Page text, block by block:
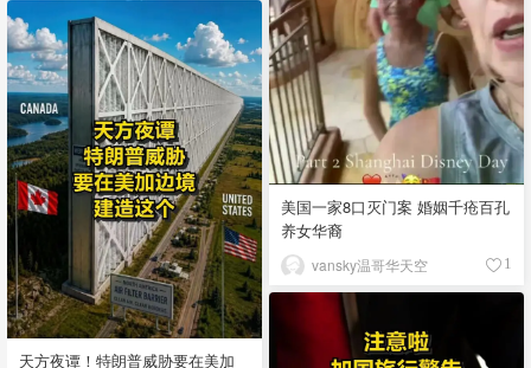
美国一家8口灭门案 婚姻千疮百孔
养女华裔
vansky温哥华天空 1
天方夜谭！特朗普威胁要在美加